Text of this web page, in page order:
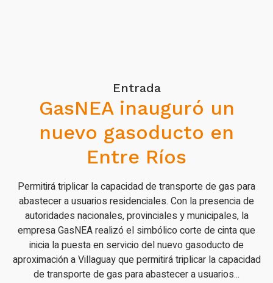
Entrada
GasNEA inauguró un
nuevo gasoducto en
Entre Ríos
Permitirá triplicar la capacidad de transporte de gas para
abastecer a usuarios residenciales. Con la presencia de
autoridades nacionales, provinciales y municipales, la
empresa GasNEA realizó el simbólico corte de cinta que
inicia la puesta en servicio del nuevo gasoducto de
aproximación a Villaguay que permitirá triplicar la capacidad
de transporte de gas para abastecer a usuarios...